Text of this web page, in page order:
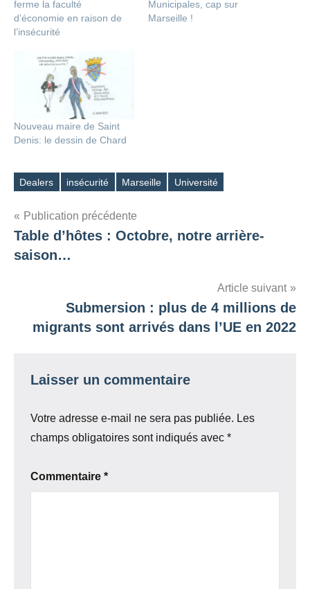
ferme la faculté
d’économie en raison de
l’insécurité
Municipales, cap sur
Marseille !
Nouveau maire de Saint
Denis: le dessin de Chard
Étiquettes
Dealers insécurité Marseille Université
Navigation
de
Publication précédente
Table d’hôtes : Octobre, notre arrière-
saison…
Article suivant
Submersion : plus de 4 millions de
migrants sont arrivés dans l’UE en 2022
Laisser un commentaire
Votre adresse e-mail ne sera pas publiée. Les
champs obligatoires sont indiqués avec *
Commentaire *